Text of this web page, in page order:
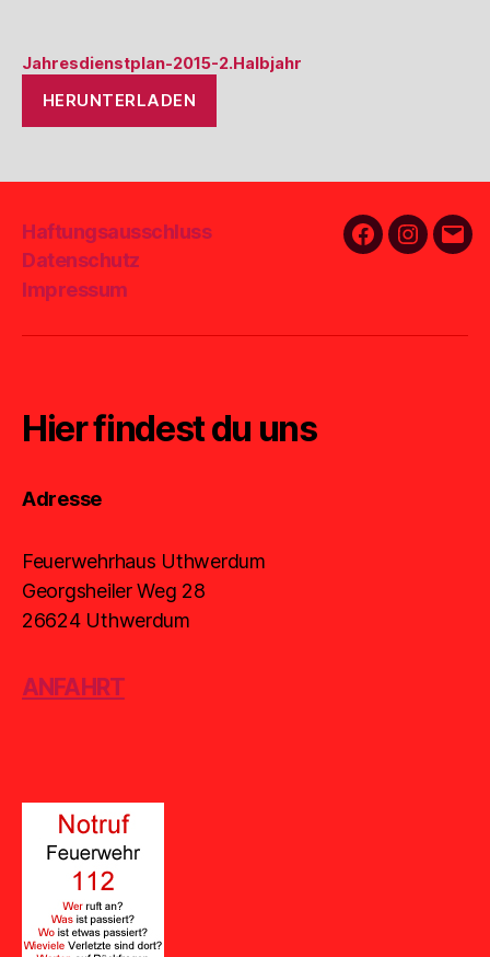
Jahresdienstplan-2015-2.Halbjahr
HERUNTERLADEN
Haftungsausschluss
Datenschutz
Impressum
FacebookE-
Hier findest du uns
Adresse
Feuerwehrhaus Uthwerdum
Georgsheiler Weg 28
26624 Uthwerdum
ANFAHRT